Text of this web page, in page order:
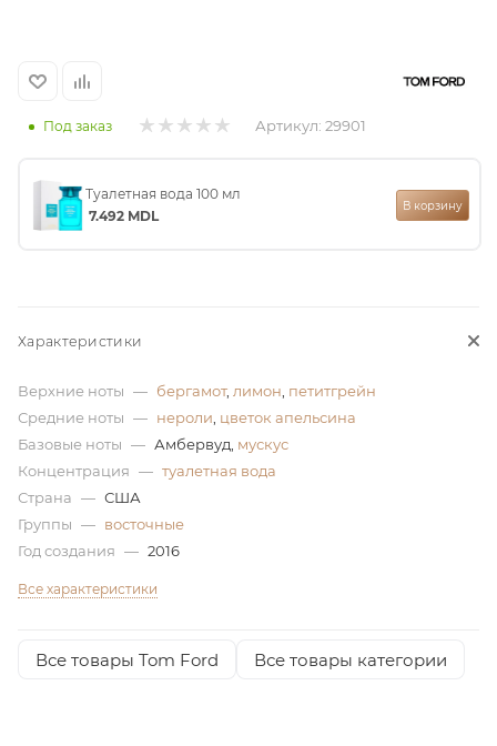
Под заказ Артикул: 29901
Туалетная вода 100 мл
7.492 MDL
В корзину
Характеристики
Верхние ноты — бергамот, лимон петитгрейн
Средние ноты — нероли цветок апельсина
Базовые ноты — Амбервуд, мускус
Концентрация — туалетная вода
Страна — США
Группы — восточные
Год создания — 2016
Все характеристики
Все товары Tom Ford Все товары категории